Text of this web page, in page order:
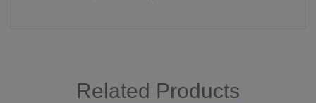
Related Products